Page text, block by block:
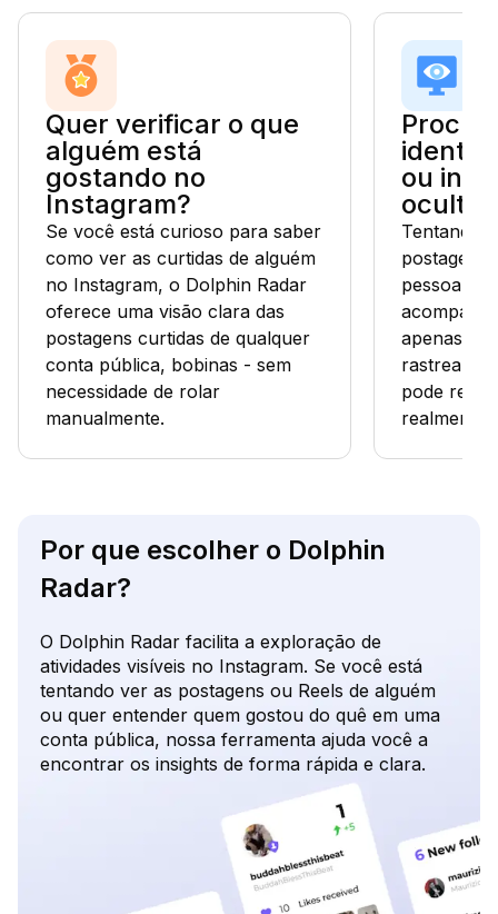
Quer verificar o que
alguém está
gostando no
Instagram?
Se você está curioso para saber
como ver as curtidas de alguém
no Instagram, o Dolphin Radar
oferece uma visão clara das
postagens curtidas de qualquer
conta pública, bobinas - sem
necessidade de rolar
manualmente.
ou
Tentando
postagens
pessoa no
apenas
pode
realmente
Por que escolher o Dolphin
Radar?
O Dolphin Radar facilita a exploração de
atividades visíveis no Instagram. Se você está
tentando ver as postagens ou Reels de alguém
ou quer entender quem gostou do quê em uma
conta pública, nossa ferramenta ajuda você a
encontrar os insights de forma rápida e clara.